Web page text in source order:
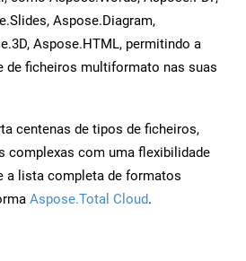
Aspose.Diagram,
Aspose.HTML, permitindo a
de ficheiros multiformato nas suas
centenas de tipos de ficheiros,
complexas com uma flexibilidade
a lista completa de formatos
Aspose.Total Cloud.